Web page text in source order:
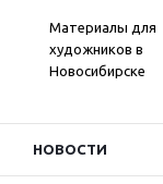
Материалы для
художников в
Новосибирске
НОВОСТИ